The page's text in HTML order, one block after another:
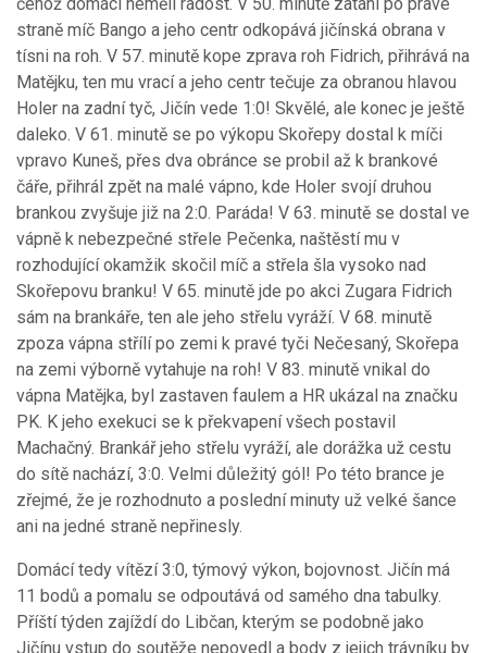
straně míč Bango a jeho centr odkopává jičínská obrana v
tísni na roh. V 57. minutě kope zprava roh Fidrich, přihrává na
Matějku, ten mu vrací a jeho centr tečuje za obranou hlavou
Holer na zadní tyč, Jičín vede 1:0! Skvělé, ale konec je ještě
daleko. V 61. minutě se po výkopu Skořepy dostal k míči
vpravo Kuneš, přes dva obránce se probil až k brankové
čáře, přihrál zpět na malé vápno, kde Holer svojí druhou
brankou zvyšuje již na 2:0. Paráda! V 63. minutě se dostal ve
vápně k nebezpečné střele Pečenka, naštěstí mu v
rozhodující okamžik skočil míč a střela šla vysoko nad
Skořepovu branku! V 65. minutě jde po akci Zugara Fidrich
sám na brankáře, ten ale jeho střelu vyráží. V 68. minutě
zpoza vápna střílí po zemi k pravé tyči Nečesaný, Skořepa
na zemi výborně vytahuje na roh! V 83. minutě vnikal do
vápna Matějka, byl zastaven faulem a HR ukázal na značku
PK. K jeho exekuci se k překvapení všech postavil
Machačný. Brankář jeho střelu vyráží, ale dorážka už cestu
do sítě nachází, 3:0. Velmi důležitý gól! Po této brance je
zřejmé, že je rozhodnuto a poslední minuty už velké šance
ani na jedné straně nepřinesly.
Domácí tedy vítězí 3:0, týmový výkon, bojovnost. Jičín má
11 bodů a pomalu se odpoutává od samého dna tabulky.
Příští týden zajíždí do Libčan, kterým se podobně jako
Jičínu vstup do soutěže nepovedl a body z jejich trávníku by